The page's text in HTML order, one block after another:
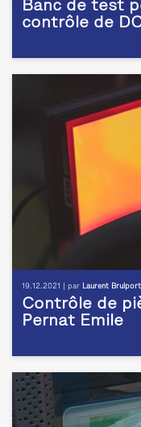
Banc de test
contrôle de
19.12.2021 | par Laurent Brulport
Contrôle de
Pernat Emile